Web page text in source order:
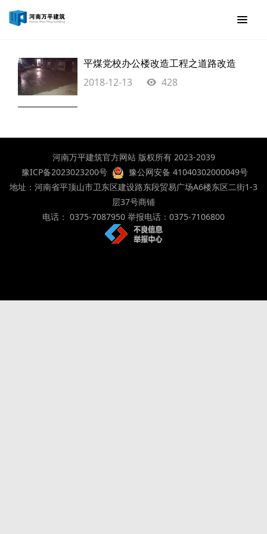
平煤党校办公楼改造工程之道路改造
2018-12-13
428
河南万平建筑官方网站 版权所有 2023-2039
豫ICP备2023023200号
豫公网安备 41040302000049号
地址：河南省平顶山市卫东区建设路东段贸易广场A6楼东区二街1-3
层37号商铺
电话： 0375-7087950 举报电话：0375-7106800